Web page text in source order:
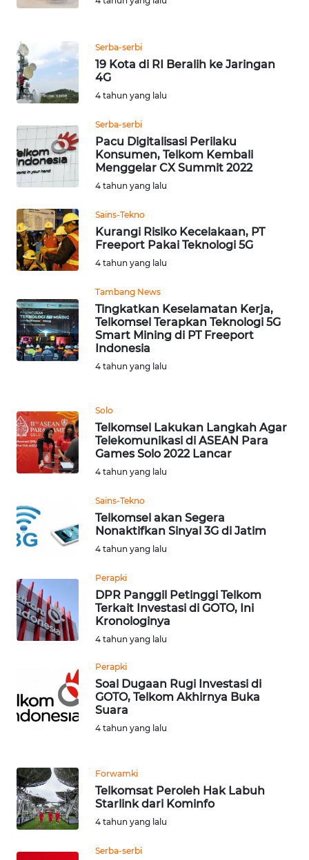
Serba-serbi
19 Kota di RI Beralih ke Jaringan
4G
4 tahun yang lalu
Serba-serbi
Pacu Digitalisasi Perilaku
Konsumen, Telkom Kembali
Menggelar CX Summit 2022
4 tahun yang lalu
Sains-Tekno
Kurangi Risiko Kecelakaan, PT
Freeport Pakai Teknologi 5G
4 tahun yang lalu
Tambang News
Tingkatkan Keselamatan Kerja,
Telkomsel Terapkan Teknologi 5G
Smart Mining di PT Freeport
Indonesia
4 tahun yang lalu
Solo
Telkomsel Lakukan Langkah Agar
Telekomunikasi di ASEAN Para
Games Solo 2022 Lancar
4 tahun yang lalu
Sains-Tekno
Telkomsel akan Segera
Nonaktifkan Sinyal 3G di Jatim
4 tahun yang lalu
Perapki
DPR Panggil Petinggi Telkom
Terkait Investasi di GOTO, Ini
Kronologinya
4 tahun yang lalu
Perapki
Soal Dugaan Rugi Investasi di
GOTO, Telkom Akhirnya Buka
Suara
4 tahun yang lalu
Forwamki
Telkomsat Peroleh Hak Labuh
Starlink dari Kominfo
4 tahun yang lalu
Serba-serbi
KALTARA
KALSEL
WN
KALTIM
WN
WN
GORONTALO
SULUT
WN
MALUKU
WN
DAIRI
DANAU
TOBA
WN
LANGKAT
TAPANULI
SELATAN
WN
WN
KARO
SIMALUNGUN